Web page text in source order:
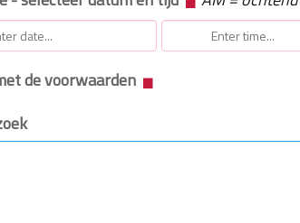
de voorwaarden